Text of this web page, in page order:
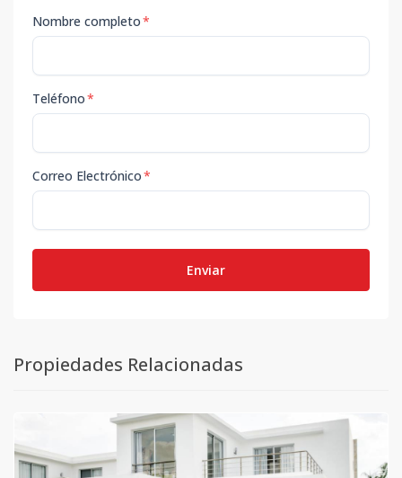
Nombre completo*
Teléfono*
Correo Electrónico*
Enviar
Propiedades Relacionadas